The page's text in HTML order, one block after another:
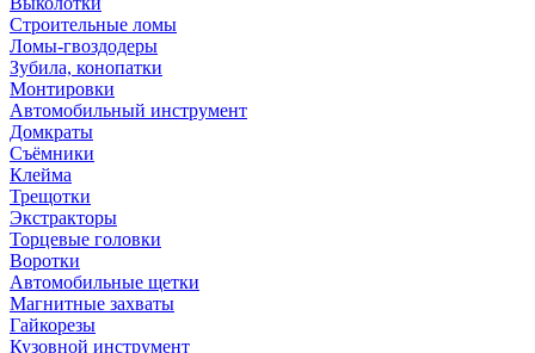
Строительные ломы
Ломы-гвоздодеры
Зубила, конопатки
Монтировки
Автомобильный инструмент
Домкраты
Съёмники
Клейма
Трещотки
Экстракторы
Торцевые головки
Воротки
Автомобильные щетки
Магнитные захваты
Гайкорезы
Кузовной инструмент